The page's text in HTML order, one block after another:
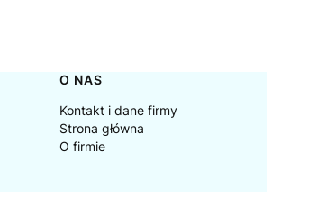
O NAS
Kontakt i dane firmy
Strona główna
O firmie